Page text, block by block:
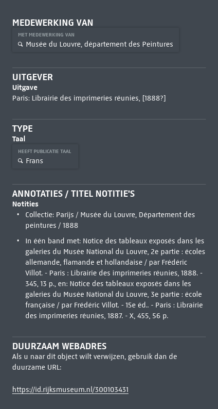
MEDEWERKING VAN
MET MEDEWERKING VAN
Musée du Louvre, département des Peintures
UITGEVER
Uitgave
Paris: Librairie des imprimeries réunies, [1888?]
TYPE
Taal
HEEFT PUBLICATIE TAAL
Frans
ANNOTATIES / TITEL NOTITIE'S
Notities
Collectie: Parijs / Musée du Louvre, Département des
peintures / 1888
In één band met: Notice des tableaux exposés dans les
galeries du Musée National du Louvre, 2e partie : écoles
allemande, flamande et hollandaise / par Frédéric
Villot. - Paris : Librairie des imprimeries réunies, 1888. -
345, 13 p., en: Notice des tableaux exposés dans les
galeries du Musée National du Louvre, 3e partie : école
française / par Frédéric Villot. - 15e éd.. - Paris : Librairie
des imprimeries réunies, 1887. - X, 455, 56 p.
DUURZAAM WEBADRES
Als u naar dit object wilt verwijzen, gebruik dan de
duurzame URL:
https://id.rijksmuseum.nl/300103431